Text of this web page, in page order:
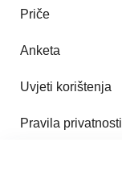
Priče
Anketa
Uvjeti korištenja
Pravila privatnosti